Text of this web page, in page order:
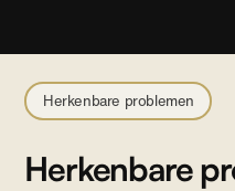
Herkenbare problemen
Herkenbare